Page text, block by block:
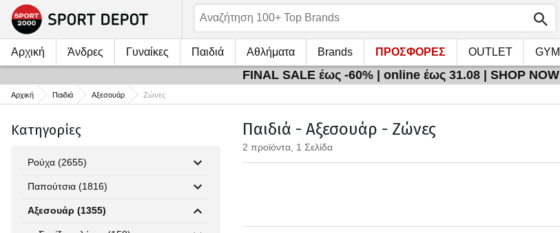
Αρχική Άνδρες Γυναίκες Παιδιά Αθλήματα Brands ΠΡΟΣΦΟΡΕΣ OUTLET GYM
FINAL SALE έως -60% | online έως 31.08 | SHOP NOW
Αρχική Παιδιά Αξεσουάρ Ζώνες
Κατηγορίες
Ρούχα (2655)
Παπούτσια (1816)
Αξεσουάρ (1355)
Παιδιά - Αξεσουάρ - Ζώνες
2 προϊόντα, 1 Σελίδα